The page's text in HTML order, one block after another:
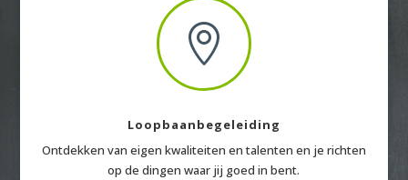

Loopbaanbegeleiding
Ontdekken van eigen kwaliteiten en talenten en je richten
op de dingen waar jij goed in bent.